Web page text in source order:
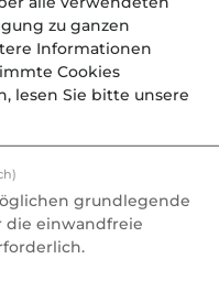
für
kein
will das
dagegen
Wartezeit.
zu ganzen
Informationen
Cookies
lesen Sie bitte unsere
grundlegende
die einwandfreie